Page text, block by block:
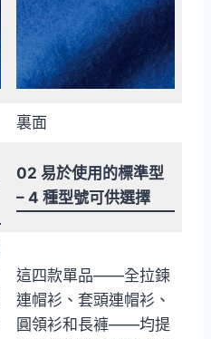
裏面
02 易於使用的標準型
– 4 種型號可供選擇
這四款單品——全拉鍊
連帽衫、套頭連帽衫、
圓領衫和長褲——均提